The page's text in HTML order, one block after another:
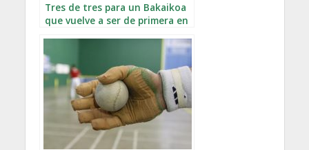
Tres de tres para un Bakaikoa
que vuelve a ser de primera en